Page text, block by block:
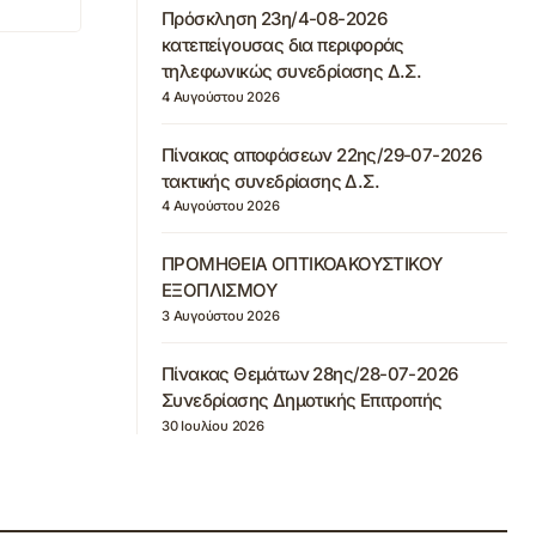
Πρόσκληση 23η/4-08-2026
κατεπείγουσας δια περιφοράς
τηλεφωνικώς συνεδρίασης Δ.Σ.
4 Αυγούστου 2026
Πίνακας αποφάσεων 22ης/29-07-2026
τακτικής συνεδρίασης Δ.Σ.
4 Αυγούστου 2026
ΠΡΟΜΗΘΕΙΑ ΟΠΤΙΚΟΑΚΟΥΣΤΙΚΟΥ
ΕΞΟΠΛΙΣΜΟΥ
3 Αυγούστου 2026
Πίνακας Θεμάτων 28ης/28-07-2026
Συνεδρίασης Δημοτικής Επιτροπής
30 Ιουλίου 2026